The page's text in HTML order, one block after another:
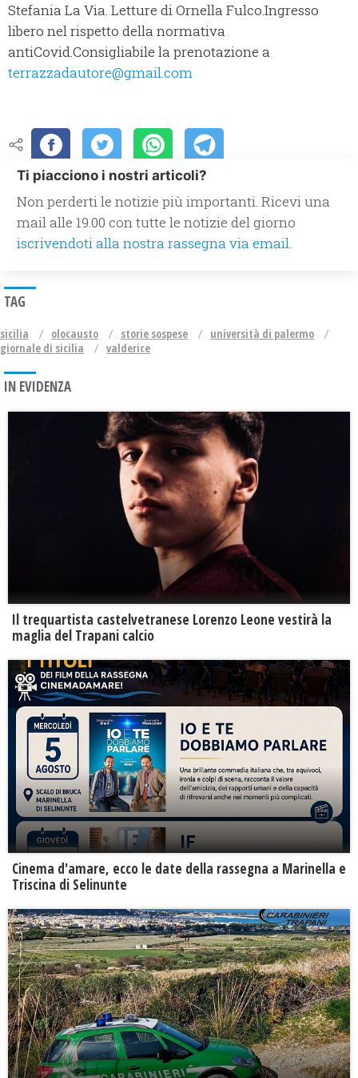
Stefania La Via. Letture di Ornella Fulco.Ingresso
libero nel rispetto della normativa
antiCovid.Consigliabile la prenotazione a
terrazzadautore@gmail.com
Ti piacciono i nostri articoli?
Non perderti le notizie più importanti. Ricevi una
mail alle 19.00 con tutte le notizie del giorno
iscrivendoti alla nostra rassegna via email.
TAG
sicilia olocausto storie sospese
università di palermo
giornale di sicilia
valderice
IN EVIDENZA
Il trequartista castelvetranese Lorenzo Leone vestirà la
maglia del Trapani calcio
Cinema d'amare, ecco le date della rassegna a Marinella e
Triscina di Selinunte